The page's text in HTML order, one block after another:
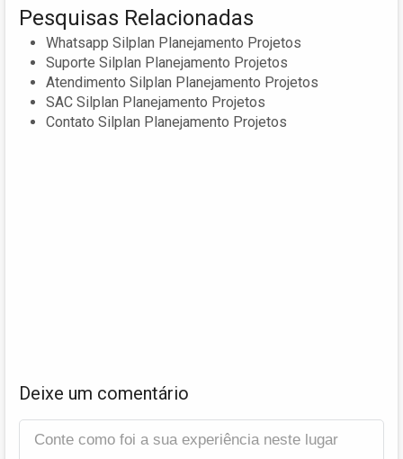
Pesquisas Relacionadas
Whatsapp Silplan Planejamento Projetos
Suporte Silplan Planejamento Projetos
Atendimento Silplan Planejamento Projetos
SAC Silplan Planejamento Projetos
Contato Silplan Planejamento Projetos
Deixe um comentário